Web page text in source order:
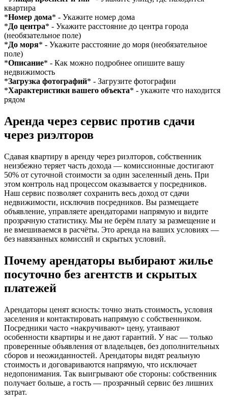
квартира
*Номер дома* - Укажите номер дома
*До центра* - Укажите расстояние до центра города
(необязательное поле)
*До моря* - Укажите расстояние до моря (необязательное
поле)
*Описание* - Как можно подробнее опишите вашу
недвижимость
*Загрузка фотографий* - Загрузите фотографии
*Характеристики вашего объекта* - укажите что находится
рядом
Аренда через сервис против сдачи
через риэлторов
Сдавая квартиру в аренду через риэлторов, собственник
неизбежно теряет часть дохода — комиссионные достигают
50% от суточной стоимости за один заселенный день. При
этом контроль над процессом оказывается у посредников.
Наш сервис позволяет сохранить весь доход от сдачи
недвижимости, исключив посредников. Вы размещаете
объявление, управляете арендаторами напрямую и видите
прозрачную статистику. Мы не берём плату за размещение и
не вмешиваемся в расчёты. Это аренда на ваших условиях —
без навязанных комиссий и скрытых условий.
Почему арендаторы выбирают жилье
посуточно без агентств и скрытых
платежей
Арендаторы ценят ясность: точно знать стоимость, условия
заселения и контактировать напрямую с собственником.
Посредники часто «накручивают» цену, утаивают
особенности квартиры и не дают гарантий. У нас — только
проверенные объявления от владельцев, без дополнительных
сборов и неожиданностей. Арендаторы видят реальную
стоимость и договариваются напрямую, что исключает
недопонимания. Так выигрывают обе стороны: собственник
получает больше, а гость — прозрачный сервис без лишних
затрат.